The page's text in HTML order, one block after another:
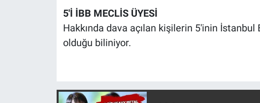
5'İ İBB MECLİS ÜYESİ
Hakkında dava açılan kişilerin 5'inin
olduğu biliniyor.
Teknoloji
Türkiye'nin Gündemi